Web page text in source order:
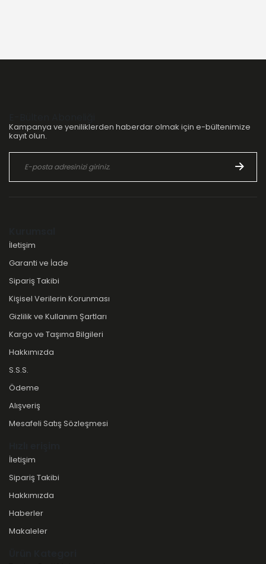
Kampanya ve yeniliklerden haberdar olmak için e-bültenimize
kayıt olun.
İletişim
Garanti ve İade
Sipariş Takibi
Kişisel Verilerin Korunması
Gizlilik ve Kullanım Şartları
Kargo ve Taşıma Bilgileri
Hakkımızda
S.S.S.
Ödeme
Alışveriş
Mesafeli Satış Sözleşmesi
İletişim
Sipariş Takibi
Hakkımızda
Haberler
Makaleler